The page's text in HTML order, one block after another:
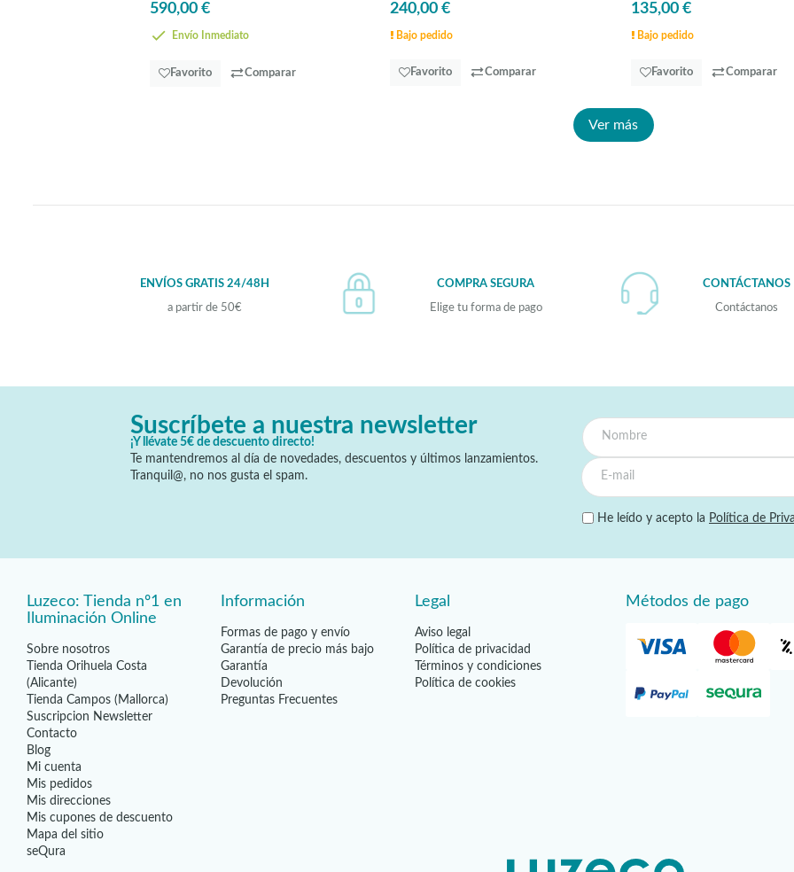
590,00 €
Envío Inmediato
Favorito Comparar
240,00 €
Bajo pedido
Favorito Comparar
135,00 €
Bajo pedido
Favorito Comparar
Ver más
ENVÍOS GRATIS 24/48H
a partir de 50€
COMPRA SEGURA
Elige tu forma de pago
CONTÁCTANOS
Contáctanos
Suscríbete a nuestra newsletter
¡Y llévate 5€ de descuento directo!
Te mantendremos al día de novedades, descuentos y últimos lanzamientos.
Tranquil@, no nos gusta el spam.
He leído y acepto la Política de
Luzeco: Tienda nº1 en
Iluminación Online
Sobre nosotros
Tienda Orihuela Costa
(Alicante)
Tienda Campos (Mallorca)
Suscripcion Newsletter
Contacto
Blog
Mi cuenta
Mis pedidos
Mis direcciones
Mis cupones de descuento
Mapa del sitio
seQura
Información
Formas de pago y envío
Garantía de precio más bajo
Garantía
Devolución
Preguntas Frecuentes
Legal
Aviso legal
Política de privacidad
Términos y condiciones
Política de cookies
Métodos de pago